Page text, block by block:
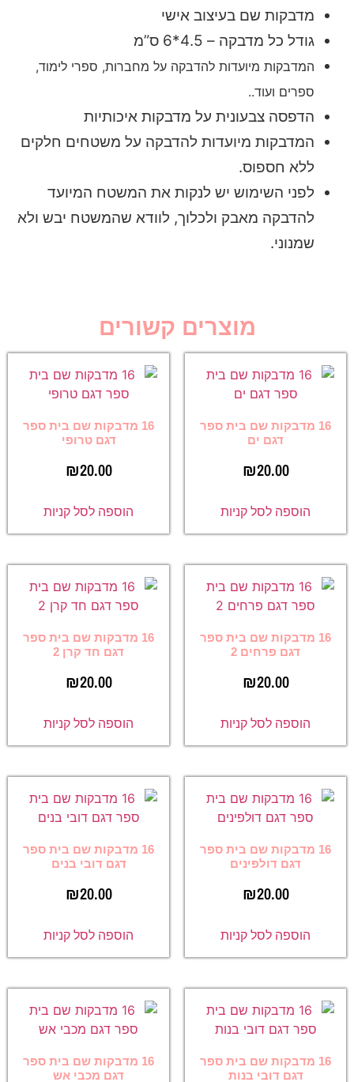
מדבקות שם בעיצוב אישי
גודל כל מדבקה – 4.5*6 ס”מ
המדבקות מיועדות להדבקה על מחברות, ספרי לימוד,
ספרים ועוד..
הדפסה צבעונית על מדבקות איכותיות
המדבקות מיועדות להדבקה על משטחים חלקים
ללא חספוס.
לפני השימוש יש לנקות את המשטח המיועד
להדבקה מאבק ולכלוך, לוודא שהמשטח יבש ולא
שמנוני.
מוצרים קשורים
16 מדבקות שם בית ספר
דגם ים
₪20.00
הוספה לסל קניות
16 מדבקות שם בית ספר
דגם טרופי
₪20.00
הוספה לסל קניות
16 מדבקות שם בית ספר
דגם פרחים 2
₪20.00
הוספה לסל קניות
16 מדבקות שם בית ספר
דגם חד קרן 2
₪20.00
הוספה לסל קניות
16 מדבקות שם בית ספר
דגם דולפינים
₪20.00
הוספה לסל קניות
16 מדבקות שם בית ספר
דגם דובי בנים
₪20.00
הוספה לסל קניות
16 מדבקות שם בית ספר
דגם דובי בנות
16 מדבקות שם בית ספר
דגם מכבי אש